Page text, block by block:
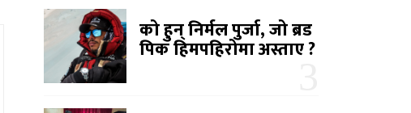
को हुन् निर्मल पुर्जा, जो ब्रड
पिक हिमपहिरोमा अस्ताए ?